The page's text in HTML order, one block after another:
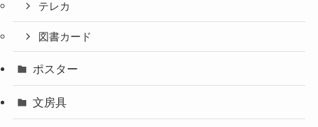
テレカ
図書カード
ポスター
文房具